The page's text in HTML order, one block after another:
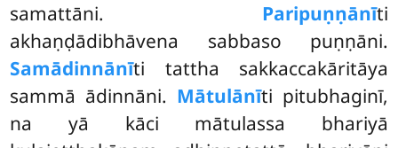
samattāni. Paripuṇṇānīti
akhaṇḍādibhāvena sabbaso puṇṇāni.
Samādinnānīti tattha sakkaccakāritāya
sammā ādinnāni. Mātulānīti pitubhaginī,
na yā kāci mātulassa bhariyā